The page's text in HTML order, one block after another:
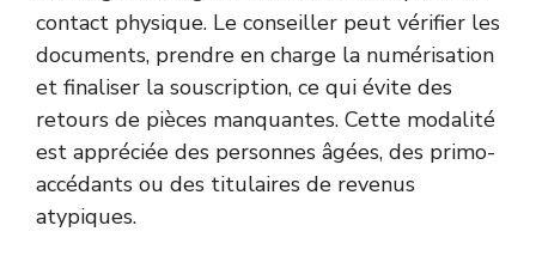
contact physique. Le conseiller peut vérifier les
documents, prendre en charge la numérisation
et finaliser la souscription, ce qui évite des
retours de pièces manquantes. Cette modalité
est appréciée des personnes âgées, des primo-
accédants ou des titulaires de revenus
atypiques.